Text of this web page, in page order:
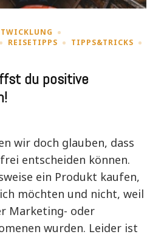
REISETIPPS
TIPPS&TRICKS
du positive
wir doch glauben, dass
entscheiden können.
ein Produkt kaufen,
möchten und nicht, weil
Marketing- oder
wurden. Leider ist